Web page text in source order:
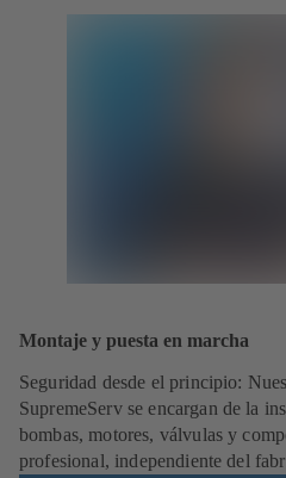
Montaje y puesta en marcha
Seguridad desde el principio:
SupremeServ se encargan de la
bombas, motores, válvulas y
profesional, independiente del